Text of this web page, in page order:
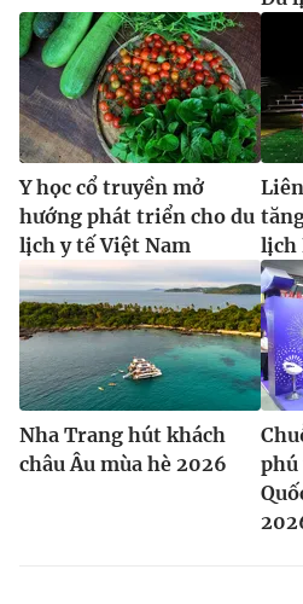
Y học cổ truyền mở
hướng phát triển cho du
lịch y tế Việt Nam
lịch
Nha Trang hút khách
châu Âu mùa hè 2026
phú